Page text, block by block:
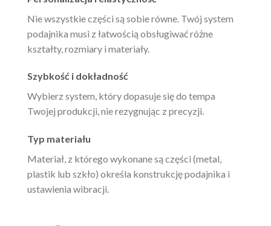
Nie wszystkie części są sobie równe. Twój system
podajnika musi z łatwością obsługiwać różne
kształty, rozmiary i materiały.
Szybkość i dokładność
Wybierz system, który dopasuje się do tempa
Twojej produkcji, nie rezygnując z precyzji.
Typ materiału
Materiał, z którego wykonane są części (metal,
plastik lub szkło) określa konstrukcję podajnika i
ustawienia wibracji.